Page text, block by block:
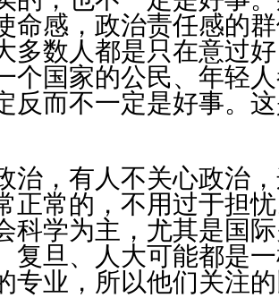
命感，政治责任感的
多数人都是只在意过
个国家的公民、年轻
反而不一定是好事。
治，有人不关心政治
正常的，不用过于担
科学为主，尤其是国
复旦、人大可能都是
专业，所以他们关注